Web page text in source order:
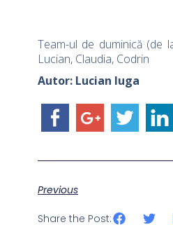
Team-ul de duminică (de
Lucian, Claudia, Codrin
Autor: Lucian Iuga
Previous
Share the Post: